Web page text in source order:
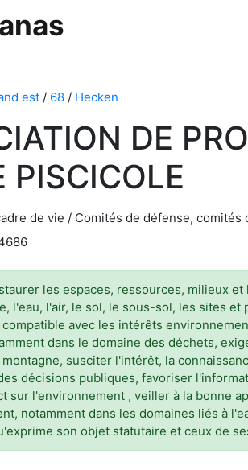
est / 68 / Hecken
DE
PISCICOLE
de vie / Comités de défense, comités
les espaces, ressources, milieux
l'eau, l'air, le sol, le sous-sol, les sites
avec les intérêts
dans le domaine des déchets,
susciter l'intérêt, la
décisions publiques, favoriser
sur l'environnement , veiller à la bonne
notamment dans les domaines liés à
son objet statutaire et ceux de